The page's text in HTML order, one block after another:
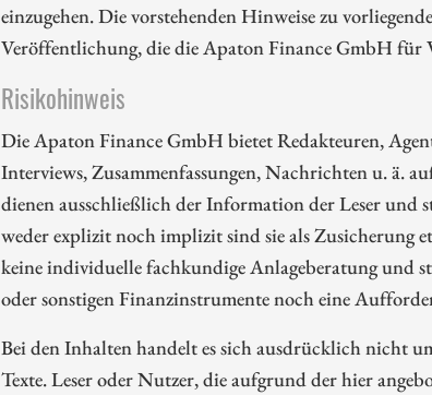
einzugehen. Die vorstehenden Hinweise zu
Veröffentlichung, die die Apaton Finance GmbH
Risikohinweis
Die Apaton Finance GmbH bietet Redakteuren,
Interviews, Zusammenfassungen, Nachrichten u. ä.
dienen ausschließlich der Information der Leser und
weder explizit noch implizit sind sie als Zusicherung
keine individuelle fachkundige Anlageberatung und
oder sonstigen Finanzinstrumente noch eine
Bei den Inhalten handelt es sich ausdrücklich nicht
Texte. Leser oder Nutzer, die aufgrund der hier